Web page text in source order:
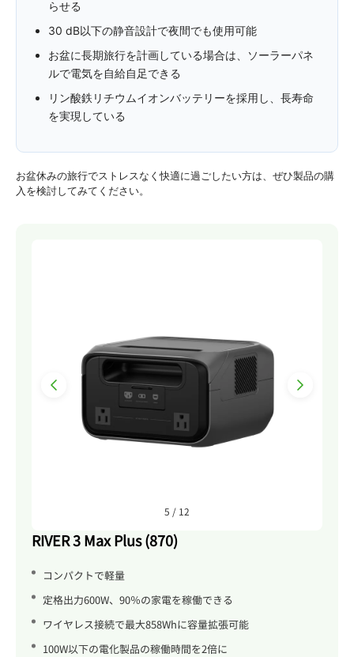
らせる
30 dB以下の静音設計で夜間でも使用可能
お盆に長期旅行を計画している場合は、ソーラーパネ
ルで電気を自給自足できる
リン酸鉄リチウムイオンバッテリーを採用し、長寿命
を実現している
お盆休みの旅行でストレスなく快適に過ごしたい方は、ぜひ製品の購
入を検討してみてください。
6 / 12
RIVER 3 Max Plus (870)
コンパクトで軽量
定格出力600W、90％の家電を稼働できる
ワイヤレス接続で最大858Whに容量拡張可能
100W以下の電化製品の稼働時間を2倍に